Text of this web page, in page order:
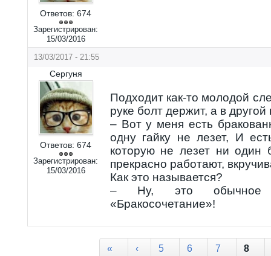
Ответов: 674
Зарегистрирован:
15/03/2016
13/03/2017 - 21:55
Сергуня
Ответов: 674
Зарегистрирован:
15/03/2016
Подходит как-то молодой
руке болт держит, а в другой
– Вот у меня есть
одну гайку не лезет, И
которую не лезет ни один
прекрасно работают,
Как это называется?
– Ну, это обычное
«Бракосочетание»!
« ‹ 5 6 7 8